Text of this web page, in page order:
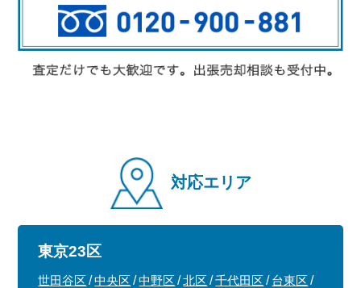
対応エリア
東京23区
世田谷区 中央区 中野区 北区 千代田区
台東区